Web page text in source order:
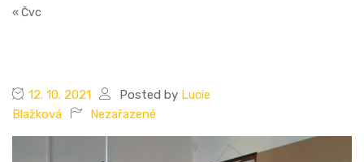
« Čvc
12. 10. 2021 Posted by Lucie
Blažková
Nezařazené